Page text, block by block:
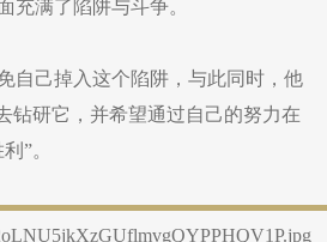
充满了陷阱与斗争。
自己掉入这个陷阱，与此同时，他
钻研它，并希望通过自己的努力在
”。